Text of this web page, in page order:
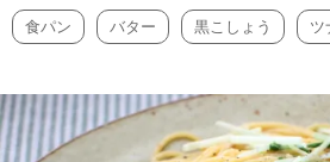
食パン バター 黒こしょう ツ